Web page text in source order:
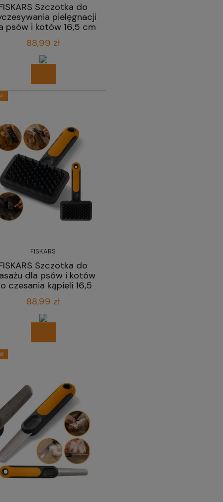
Szczotka do
pielęgnacji
psów i kotów 16,5 cm
88,99 zł
FISKARS
Szczotka do
dla psów i kotów
czesania kąpieli 16,5
88,99 zł